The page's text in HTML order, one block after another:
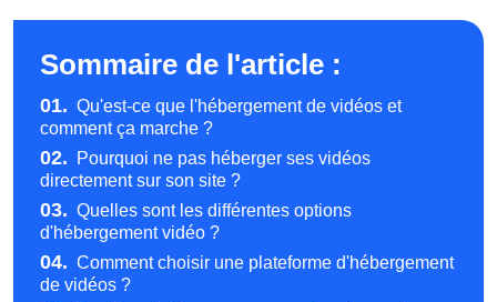
Sommaire de l'article :
01. Qu'est-ce que l'hébergement de vidéos et
comment ça marche ?
02.
Pourquoi ne pas héberger ses vidéos
directement sur son site ?
03. Quelles sont les différentes options
d'hébergement vidéo ?
04. Comment choisir une plateforme d'hébergement
de vidéos ?